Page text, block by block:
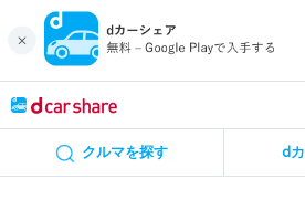
クルマを探す d
カーシェア